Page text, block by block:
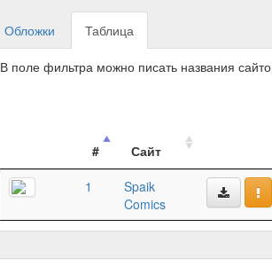
Обложки Таблица
В поле фильтра можно писать названия
#
Сайт
1
Spaik
Comics